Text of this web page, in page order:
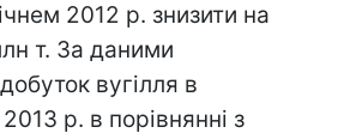
2012 р. знизити на
т. За даними
вугілля в
2013 р. в порівнянні з